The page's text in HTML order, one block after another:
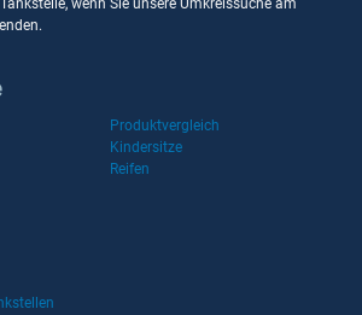
wenn Sie unsere Umkreissuche am
Produktvergleich
Kindersitze
Reifen